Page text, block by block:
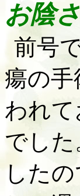
お陰
前号
瘍の
われ
でし
した